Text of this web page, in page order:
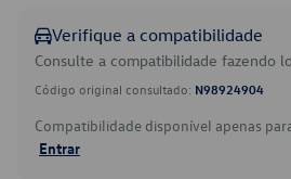
Verifique a compatibilidade
Consulte a compatibilidade fazendo
Código original consultado: N98924904
Compatibilidade disponível apenas
Entrar